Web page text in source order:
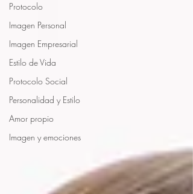
Protocolo
Imagen Personal
Imagen Empresarial
Estilo de Vida
Protocolo Social
Personalidad y Estilo
Amor propio
Imagen y emociones